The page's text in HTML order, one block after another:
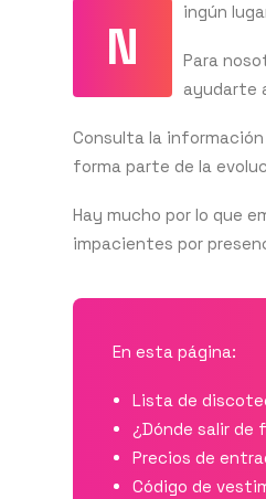
N
ingún
Para
ayudarte
Consulta la
forma parte de la
Hay mucho por lo que
impacientes por
En esta página:
Lista de
¿Dónde salir de
Precios de
Código de